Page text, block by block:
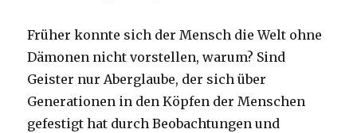
Früher konnte sich der Mensch die Welt ohne
Dämonen nicht vorstellen, warum? Sind
Geister nur Aberglaube, der sich über
Generationen in den Köpfen der Menschen
gefestigt hat durch Beobachtungen und